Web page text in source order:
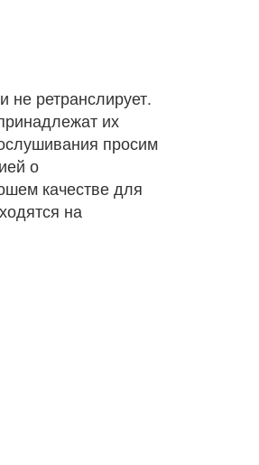
не ретранслирует.
их
просим
о
качестве для
на